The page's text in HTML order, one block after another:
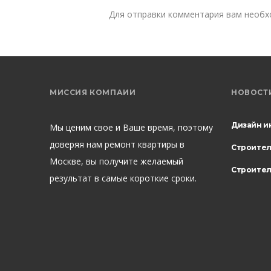
Для отправки комментария вам
МИССИЯ КОМПАИИ
Мы ценим свое и Ваше время, поэтому
доверяя нам ремонт квартиры в
Москве, вы получите желаемый
результат в самые короткие сроки.
Дизайн